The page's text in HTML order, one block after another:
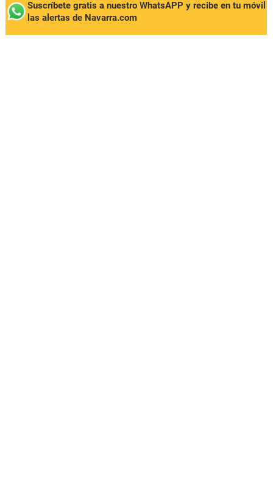
Suscríbete gratis a nuestro WhatsAPP y recibe en tu móvil
las alertas de Navarra.com